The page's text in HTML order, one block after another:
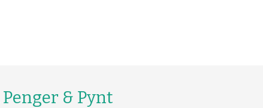
Penger & Pynt